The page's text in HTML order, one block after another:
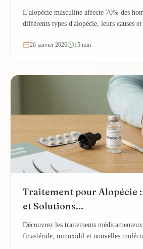
L'alopécie masculine affecte 70% des
différents types d'alopécie, leurs causes
26 janvier 2026 15 min
Traitement pour Alopécie
et Solutions...
Découvrez les traitements
finastéride, minoxidil et nouvelles